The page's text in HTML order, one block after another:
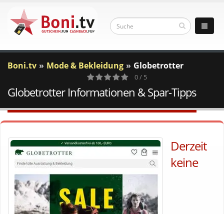
Boni.tv Mode & Bekleidung Globetrotter
0
Votes
0 / 5
Globetrotter Informationen & Spar-Tipps
Derzeit
keine